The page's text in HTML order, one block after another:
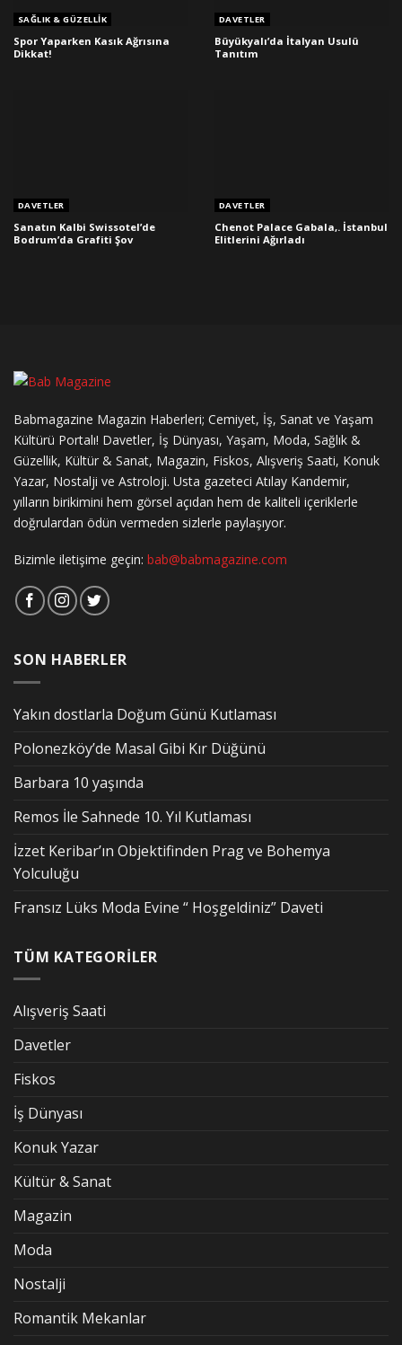
SAĞLIK & GÜZELLIK
Spor Yaparken Kasık Ağrısına
Dikkat!
DAVETLER
Büyükyalı’da İtalyan Usulü
Tanıtım
DAVETLER
Sanatın Kalbi Swissotel’de
Bodrum’da Grafiti Şov
DAVETLER
Chenot Palace Gabala,. İstanbul
Elitlerini Ağırladı
Babmagazine Magazin Haberleri; Cemiyet, İş, Sanat ve Yaşam
Kültürü Portalı! Davetler, İş Dünyası, Yaşam, Moda, Sağlık &
Güzellik, Kültür & Sanat, Magazin, Fiskos, Alışveriş Saati, Konuk
Yazar, Nostalji ve Astroloji. Usta gazeteci Atılay Kandemir,
yılların birikimini hem görsel açıdan hem de kaliteli içeriklerle
doğrulardan ödün vermeden sizlerle paylaşıyor.
Bizimle iletişime geçin: bab@babmagazine.com
SON HABERLER
Yakın dostlarla Doğum Günü Kutlaması
Polonezköy’de Masal Gibi Kır Düğünü
Barbara 10 yaşında
Remos İle Sahnede 10. Yıl Kutlaması
İzzet Keribar’ın Objektifinden Prag ve Bohemya
Yolculuğu
Fransız Lüks Moda Evine “ Hoşgeldiniz” Daveti
TÜM KATEGORİLER
Alışveriş Saati
Davetler
Fiskos
İş Dünyası
Konuk Yazar
Kültür & Sanat
Magazin
Moda
Nostalji
Romantik Mekanlar